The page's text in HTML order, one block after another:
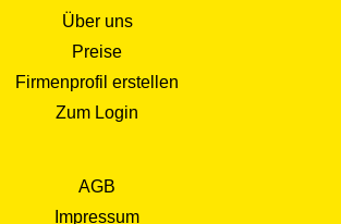
Über uns
Preise
Firmenprofil erstellen
Zum Login
AGB
Impressum